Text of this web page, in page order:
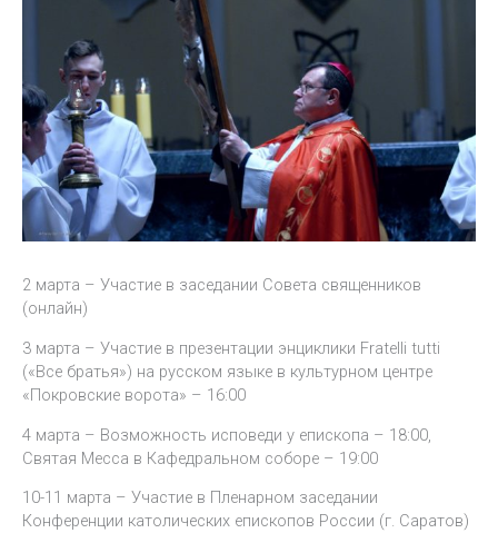
2 марта – Участие в заседании Совета священников
(онлайн)
3 марта – Участие в презентации энциклики Fratelli tutti
(«Все братья») на русском языке в культурном центре
«Покровские ворота» – 16:00
4 марта – Возможность исповеди у епископа – 18:00,
Святая Месса в Кафедральном соборе – 19:00
10-11 марта – Участие в Пленарном заседании
Конференции католических епископов России (г. Саратов)